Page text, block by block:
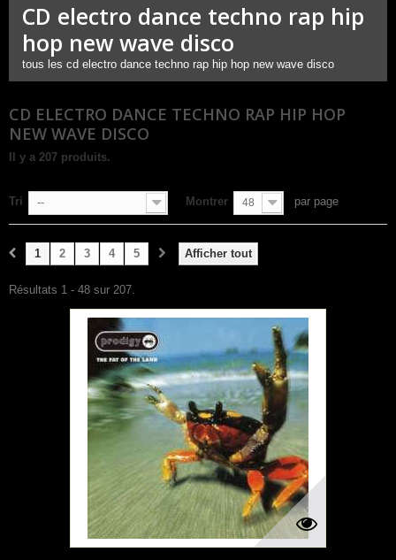
CD electro dance techno rap hip
hop new wave disco
tous les cd electro dance techno rap hip hop new wave disco
CD ELECTRO DANCE TECHNO RAP HIP HOP
NEW WAVE DISCO
Il y a 207 produits.
Tri -- Montrer 48 par page
Afficher tout
1 2 3 4 5
Résultats 1 - 48 sur 207.